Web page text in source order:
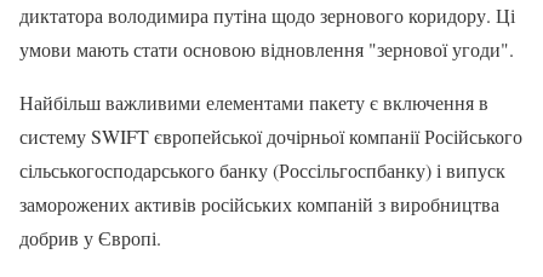
диктатора володимира путіна щодо зернового коридору. Ці
умови мають стати основою відновлення "зернової угоди".
Найбільш важливими елементами пакету є включення в
систему SWIFT європейської дочірньої компанії Російського
сільськогосподарського банку (Россільгоспбанку) і випуск
заморожених активів російських компаній з виробництва
добрив у Європі.